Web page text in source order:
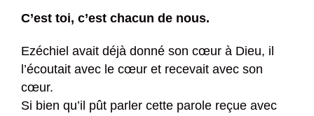
C’est toi, c’est chacun de nous.
Ezéchiel avait déjà donné son cœur à Dieu, il
l’écoutait avec le cœur et recevait avec son
cœur.
Si bien qu’il pût parler cette parole reçue avec